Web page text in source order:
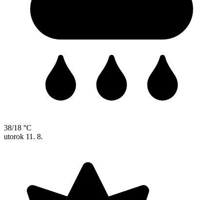
38/18 °C
utorok 11. 8.